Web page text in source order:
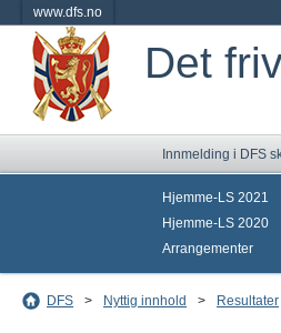
www.dfs.no
Det
Innmelding i DFS
Hjemme-LS 2021
Hjemme-LS 2020
Arrangementer
DFS > Nyttig innhold > Resultater